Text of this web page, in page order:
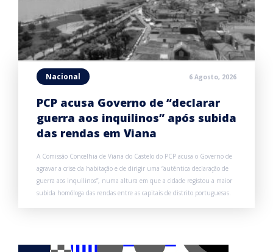
Nacional 6 Agosto, 2026
PCP acusa Governo de “declarar
guerra aos inquilinos” após subida
das rendas em Viana
A Comissão Concelhia de Viana do Castelo do PCP acusa o Governo de
agravar a crise da habitação e de dirigir uma “autêntica declaração de
guerra aos inquilinos”, numa altura em que a cidade registou a maior
subida homóloga das rendas entre as capitais de distrito portuguesas.